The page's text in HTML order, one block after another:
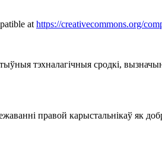
at https://creativecommons.org/
тэхналагічныя сродкі,
правой карыстальнікаў як